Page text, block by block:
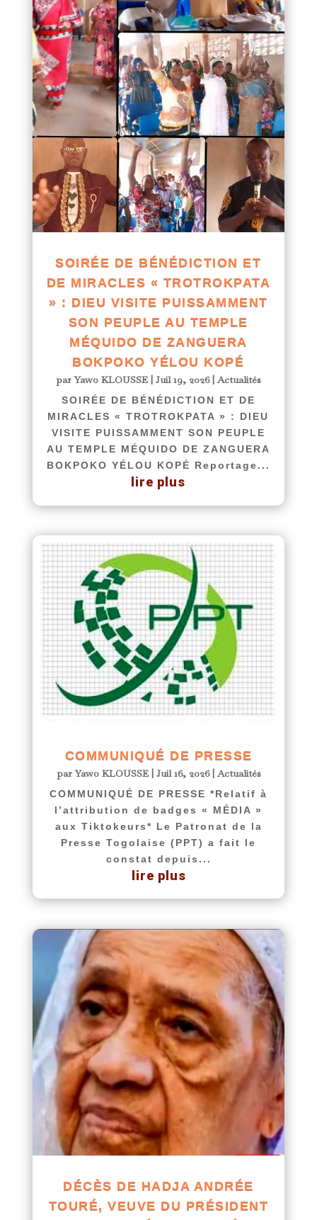
SOIRÉE DE BÉNÉDICTION ET
DE MIRACLES « TROTROKPATA
» : DIEU VISITE PUISSAMMENT
SON PEUPLE AU TEMPLE
MÉQUIDO DE ZANGUERA
BOKPOKO YÉLOU KOPÉ
parYawo KLOUSSE| Juil 19, 2026|Actualités
SOIRÉE DE BÉNÉDICTION ET DE
MIRACLES « TROTROKPATA » : DIEU
VISITE PUISSAMMENT SON PEUPLE
AU TEMPLE MÉQUIDO DE ZANGUERA
BOKPOKO YÉLOU KOPÉ Reportage...
lire plus
COMMUNIQUÉ DE PRESSE
parYawo KLOUSSE| Juil 16, 2026|Actualités
COMMUNIQUÉ DE PRESSE *Relatif à
l’attribution de badges « MÉDIA »
aux Tiktokeurs* Le Patronat de la
Presse Togolaise (PPT) a fait le
constat depuis...
lire plus
DÉCÈS DE HADJA ANDRÉE
TOURÉ, VEUVE DU PRÉSIDENT